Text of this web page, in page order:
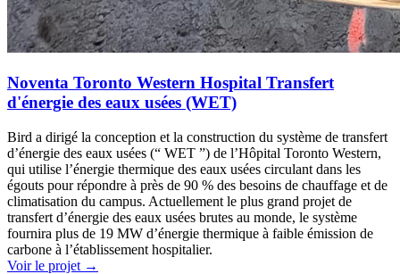
Noventa Toronto Western Hospital Transfert
d'énergie des eaux usées (WET)
Bird a dirigé la conception et la construction du système de transfert
d’énergie des eaux usées (“ WET ”) de l’Hôpital Toronto Western,
qui utilise l’énergie thermique des eaux usées circulant dans les
égouts pour répondre à près de 90 % des besoins de chauffage et de
climatisation du campus. Actuellement le plus grand projet de
transfert d’énergie des eaux usées brutes au monde, le système
fournira plus de 19 MW d’énergie thermique à faible émission de
carbone à l’établissement hospitalier.
Voir le projet →